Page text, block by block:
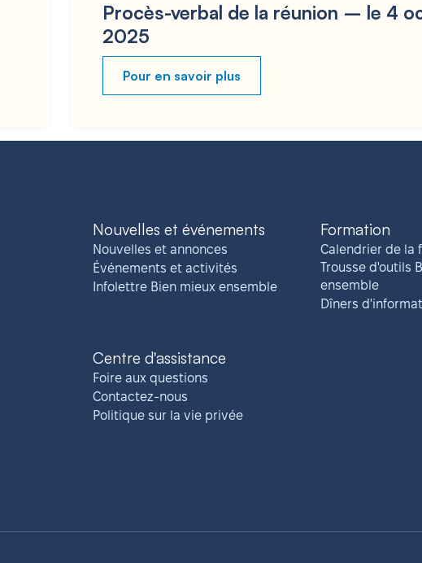
Procès-verbal de la réunion – le 4
2025
Pour en savoir plus
Nouvelles et événements
Nouvelles et annonces
Événements et activités
Infolettre Bien mieux ensemble
Formation
Calendrier de la
Trousse d'outils
ensemble
Dîners
Centre d'assistance
Foire aux questions
Contactez-nous
Politique sur la vie privée